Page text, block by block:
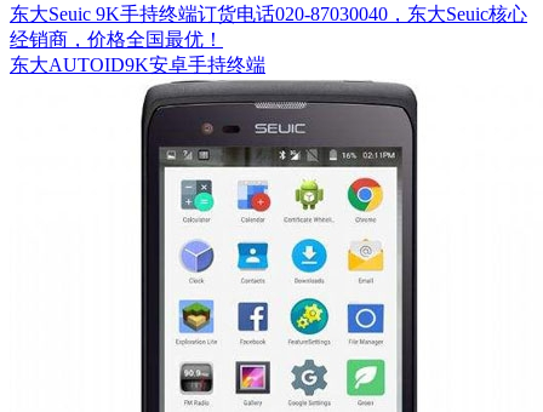
东大Seuic 9K手持终端订货电话020-87030040，东大Seuic核心
经销商，价格全国最优！
东大AUTOID9K安卓手持终端